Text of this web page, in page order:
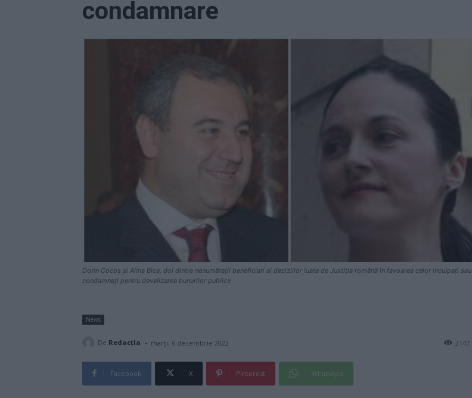
condamnare
Dorin Cocoș și Alina Bica, doi dintre nenumărații beneficiari ai deciziilor luate de Justiția română în favoarea celor inculpați sau
condamnați pentru devalizarea bunurilor publice
News
De Redacţia - marți, 6 decembrie 2022 2147
Facebook X Pinterest WhatsApp